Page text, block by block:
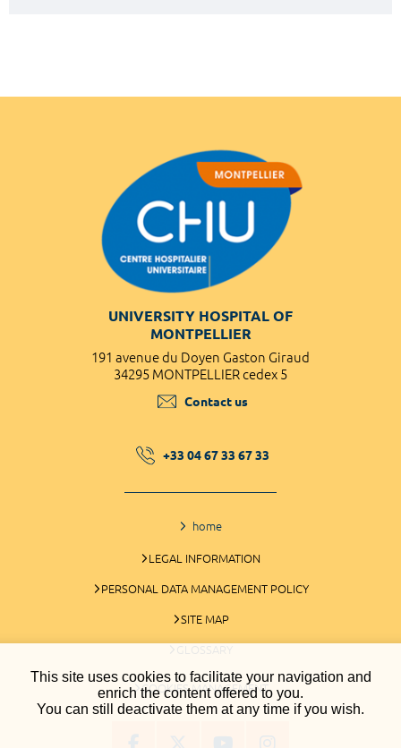
This site uses cookies to facilitate your navigation and
enrich the content offered to you.
You can still deactivate them at any time if you wish.
UNIVERSITY HOSPITAL OF
MONTPELLIER
191 avenue du Doyen Gaston Giraud
34295 MONTPELLIER cedex 5
Contact us
+33 04 67 33 67 33
home
LEGAL INFORMATION
PERSONAL DATA MANAGEMENT POLICY
SITE MAP
GLOSSARY
COOKIES MANAGEMENT